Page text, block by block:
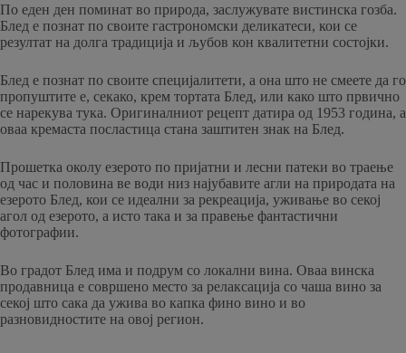
По еден ден поминат во природа, заслужувате вистинска гозба.
Блед е познат по своите гастрономски деликатеси, кои се
резултат на долга традиција и љубов кон квалитетни состојки.
Блед е познат по своите специјалитети, а она што не смеете да го
пропуштите е, секако, крем тортата Блед, или како што првично
се нарекува тука. Оригиналниот рецепт датира од 1953 година, а
оваа кремаста посластица стана заштитен знак на Блед.
Прошетка околу езерото по пријатни и лесни патеки во траење
од час и половина ве води низ најубавите агли на природата на
езерото Блед, кои се идеални за рекреација, уживање во секој
агол од езерото, а исто така и за правење фантастични
фотографии.
Во градот Блед има и подрум со локални вина. Оваа винска
продавница е совршено место за релаксација со чаша вино за
секој што сака да ужива во капка фино вино и во
разновидностите на овој регион.